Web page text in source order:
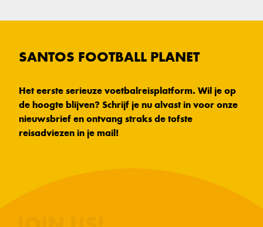
SANTOS FOOTBALL PLANET
Het eerste serieuze voetbalreisplatform. Wil je op
de hoogte blijven? Schrijf je nu alvast in voor onze
nieuwsbrief en ontvang straks de tofste
reisadviezen in je mail!